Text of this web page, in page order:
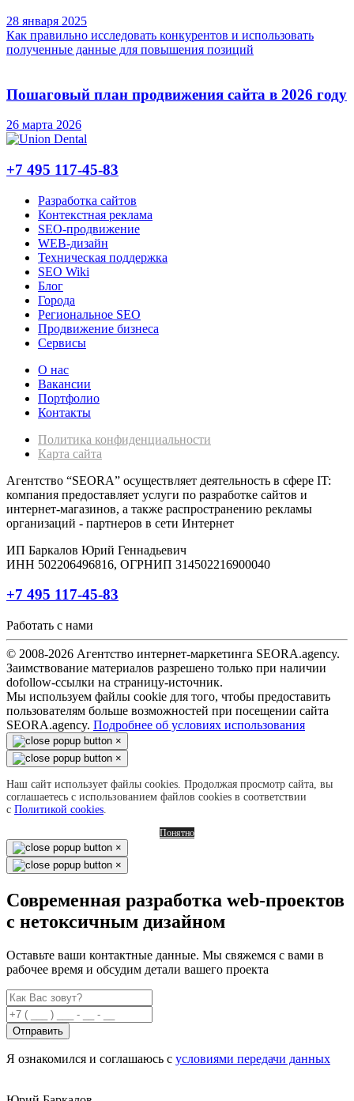
28 января 2025
Как правильно исследовать конкурентов и использовать
полученные данные для повышения позиций
Пошаговый план продвижения сайта в 2026 году
26 марта 2026
+7 495 117-45-83
Разработка сайтов
Контекстная реклама
SEO-продвижение
WEB-дизайн
Техническая поддержка
SEO Wiki
Блог
Города
Региональное SEO
Продвижение бизнеса
Сервисы
О нас
Вакансии
Портфолио
Контакты
Политика конфиденциальности
Карта сайта
Агентство “SEORA” осуществляет деятельность в сфере IT:
компания предоставляет услуги по разработке сайтов и
интернет-магазинов, а также распространению рекламы
организаций - партнеров в сети Интернет
ИП Баркалов Юрий Геннадьевич
ИНН 502206496816, ОГРНИП 314502216900040
+7 495 117-45-83
Работать с нами
© 2008-2026 Агентство интернет-маркетинга SEORA.agency.
Заимствование материалов разрешено только при наличии
dofollow-ссылки на страницу-источник.
Мы используем файлы cookie для того, чтобы предоставить
пользователям больше возможностей при посещении сайта
SEORA.agency. Подробнее об условиях использования
×
×
Наш сайт использует файлы cookies. Продолжая просмотр сайта, вы
соглашаетесь с использованием файлов cookies в соответствии
с Политикой cookies.
Понятно
×
×
Современная разработка web-проектов
с нетоксичным дизайном
Оставьте ваши контактные данные. Мы свяжемся с вами в
рабочее время и обсудим детали вашего проекта
Отправить
Я ознакомился и соглашаюсь с условиями передачи данных